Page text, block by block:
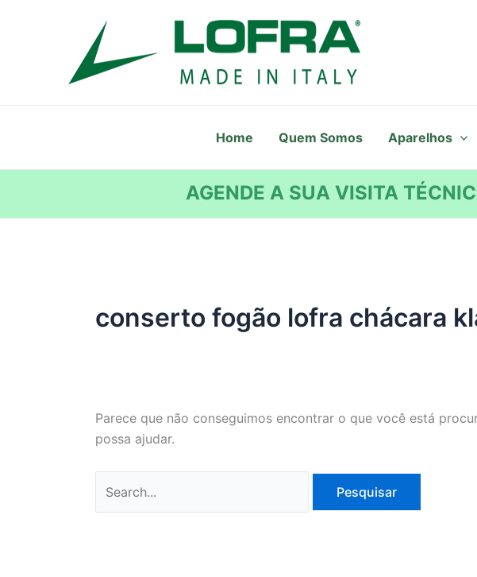
Home Quem Somos Aparelhos
AGENDE A SUA VISITA
conserto fogão lofra chácara
Parece que não conseguimos encontrar o que você está
possa ajudar.
por: